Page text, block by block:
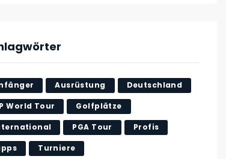
Ausrüstung Deutschland
World Tour Golfplätze
PGA Tour Profis
Turniere